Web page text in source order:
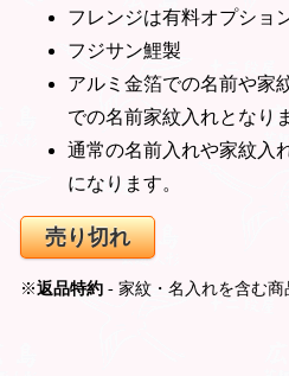
フレンジは有料オプショ
フジサン鯉製
アルミ金箔での名前や家
での名前家紋入れとなり
通常の名前入れや家紋入
になります。
売り切れ
※返品特約 - 家紋・名入れを含む